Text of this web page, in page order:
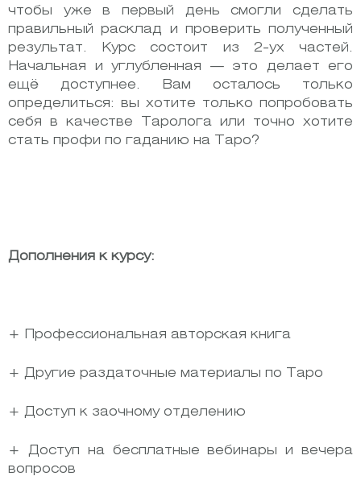
чтобы уже в первый день смогли сделать
правильный расклад и проверить полученный
результат. Курс состоит из 2-ух частей.
Начальная и углубленная — это делает его
ещё доступнее. Вам осталось только
определиться: вы хотите только попробовать
себя в качестве Таролога или точно хотите
стать профи по гаданию на Таро?
Дополнения к курсу:
+ Профессиональная авторская книга
+ Другие раздаточные материалы по Таро
+ Доступ к заочному отделению
+ Доступ на бесплатные вебинары и вечера
вопросов